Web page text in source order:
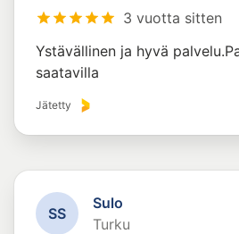
3 vuotta sitten
Ystävällinen ja hyvä
saatavilla
Jätetty
SS
Sulo
Turku